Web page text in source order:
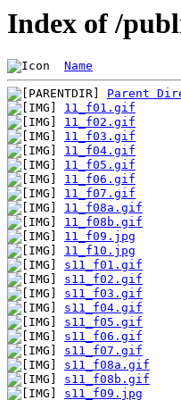
Index of /
Name
Parent
11_f01.gif
11_f02.gif
11_f03.gif
11_f04.gif
11_f05.gif
11_f06.gif
11_f07.gif
11_f08a.gif
11_f08b.gif
11_f09.jpg
11_f10.jpg
s11_f01.gif
s11_f02.gif
s11_f03.gif
s11_f04.gif
s11_f05.gif
s11_f06.gif
s11_f07.gif
s11_f08a.gif
s11_f08b.gif
s11_f09.jpg